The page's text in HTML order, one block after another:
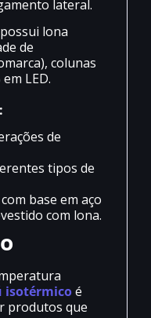
lateral.
lona
de
colunas
LED.
de
tipos de
base em aço
com lona.
isotérmicoé
produtos que